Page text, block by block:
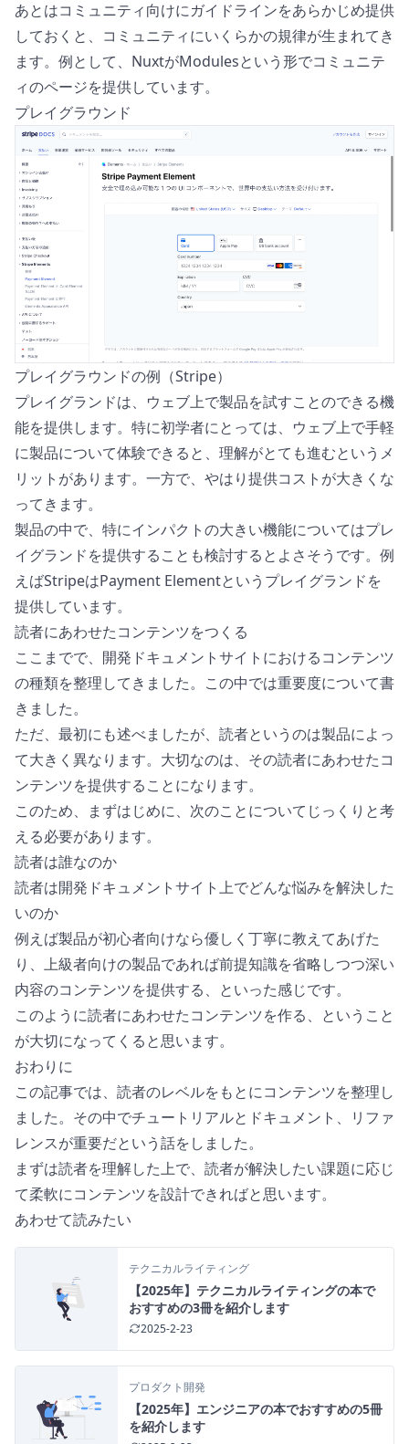
あとはコミュニティ向けにガイドラインをあらかじめ提供
しておくと、コミュニティにいくらかの規律が生まれてき
ます。例として、NuxtがModulesという形でコミュニテ
ィのページを提供しています。
プレイグラウンド
プレイグラウンドの例（Stripe）
プレイグランドは、ウェブ上で製品を試すことのできる機
能を提供します。特に初学者にとっては、ウェブ上で手軽
に製品について体験できると、理解がとても進むというメ
リットがあります。一方で、やはり提供コストが大きくな
ってきます。
製品の中で、特にインパクトの大きい機能についてはプレ
イグランドを提供することも検討するとよさそうです。例
えばStripeはPayment Elementというプレイグランドを
提供しています。
読者にあわせたコンテンツをつくる
ここまでで、開発ドキュメントサイトにおけるコンテンツ
の種類を整理してきました。この中では重要度について書
きました。
ただ、最初にも述べましたが、読者というのは製品によっ
て大きく異なります。大切なのは、その読者にあわせたコ
ンテンツを提供することになります。
このため、まずはじめに、次のことについてじっくりと考
える必要があります。
読者は誰なのか
読者は開発ドキュメントサイト上でどんな悩みを解決した
いのか
例えば製品が初心者向けなら優しく丁寧に教えてあげた
り、上級者向けの製品であれば前提知識を省略しつつ深い
内容のコンテンツを提供する、といった感じです。
このように読者にあわせたコンテンツを作る、ということ
が大切になってくると思います。
おわりに
この記事では、読者のレベルをもとにコンテンツを整理し
ました。その中でチュートリアルとドキュメント、リファ
レンスが重要だという話をしました。
まずは読者を理解した上で、読者が解決したい課題に応じ
て柔軟にコンテンツを設計できればと思います。
あわせて読みたい
テクニカルライティング
【2025年】テクニカルライティングの本で
おすすめの3冊を紹介します
2025-2-23
プロダクト開発
【2025年】エンジニアの本でおすすめの5冊
を紹介します